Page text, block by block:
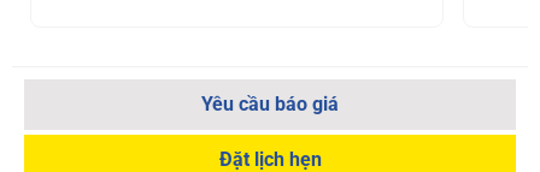
Yêu cầu báo giá
Đặt lịch hẹn